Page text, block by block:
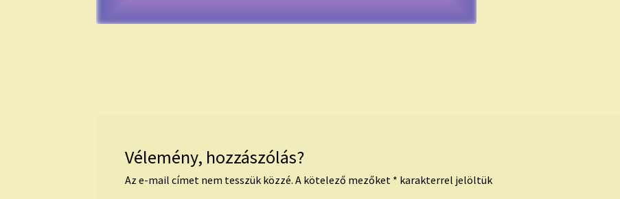
Vélemény, hozzászólás?
Az e-mail címet nem tesszük közzé. A kötelező mezőket * karakterrel jelöltük